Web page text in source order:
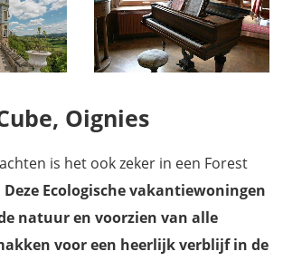
Oignies
is het ook zeker in een Forest
Deze Ecologische vakantiewoningen
natuur en voorzien van alle
voor een heerlijk verblijf in de